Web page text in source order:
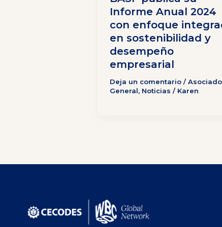
Informe Anual 2024
con enfoque
en sostenibilidad y
desempeño
empresarial
Deja un comentario /
General, Noticias / Karen